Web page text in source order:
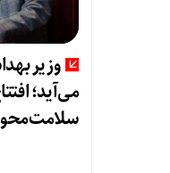
وزیر
می‌آید؛